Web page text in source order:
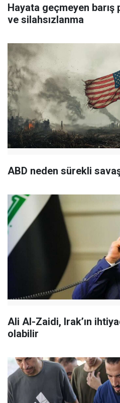
Hayata geçmeyen barış
ve silahsızlanma
ABD neden sürekli
Ali Al-Zaidi, Irak’ın
olabilir